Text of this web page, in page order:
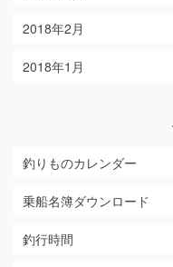
2018年2月
2018年1月
釣りものカレンダー
乗船名簿ダウンロード
釣行時間